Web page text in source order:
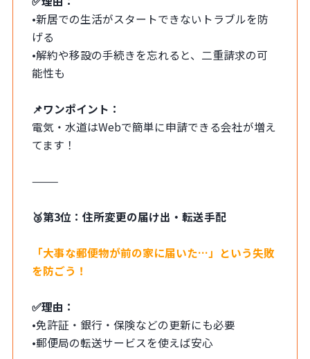
•新居での生活がスタートできないトラブルを防
げる
•解約や移設の手続きを忘れると、二重請求の可
能性も
📌ワンポイント：
電気・水道はWebで簡単に申請できる会社が増え
てます！
⸻
🥉第3位：住所変更の届け出・転送手配
「大事な郵便物が前の家に届いた…」という失敗
を防ごう！
✅理由：
•免許証・銀行・保険などの更新にも必要
•郵便局の転送サービスを使えば安心